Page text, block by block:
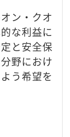
ン・クオ
な利益に
と安全保
野におけ
う希望を